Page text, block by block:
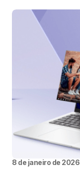
8 de janeiro de 2026